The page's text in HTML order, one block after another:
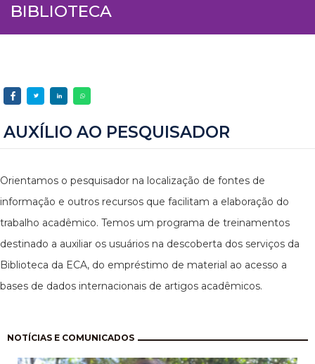
BIBLIOTECA
AUXÍLIO AO PESQUISADOR
Orientamos o pesquisador na localização de fontes de
informação e outros recursos que facilitam a elaboração do
trabalho acadêmico. Temos um programa de treinamentos
destinado a auxiliar os usuários na descoberta dos serviços da
Biblioteca da ECA, do empréstimo de material ao acesso a
bases de dados internacionais de artigos acadêmicos.
NOTÍCIAS E COMUNICADOS
Paginación